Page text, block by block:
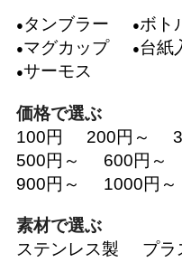
タンブラー ボト
マグカップ
台紙
サーモス
価格で選ぶ
100円
200円～
500円～
600円～
900円～
1000円～
素材で選ぶ
ステンレス製
プラ